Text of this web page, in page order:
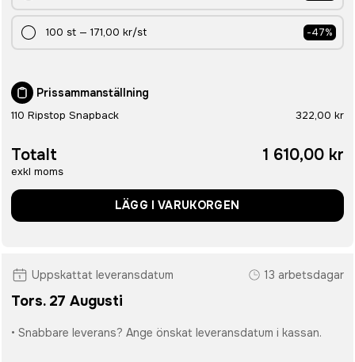
100 st — 171,00 kr/st -47%
Prissammanställning
110 Ripstop Snapback 322,00 kr
Totalt
exkl moms
1 610,00 kr
LÄGG I VARUKORGEN
Uppskattat leveransdatum 13 arbetsdagar
Tors. 27 Augusti
• Snabbare leverans? Ange önskat leveransdatum i kassan.